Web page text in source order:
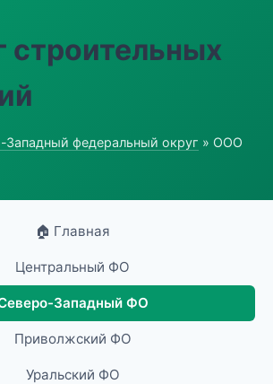
строительных
Западный федеральный округ » ООО
🏠 Главная
Центральный ФО
Западный ФО
Приволжский ФО
Уральский ФО